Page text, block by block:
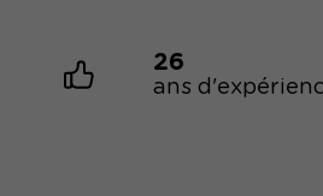
26
ans